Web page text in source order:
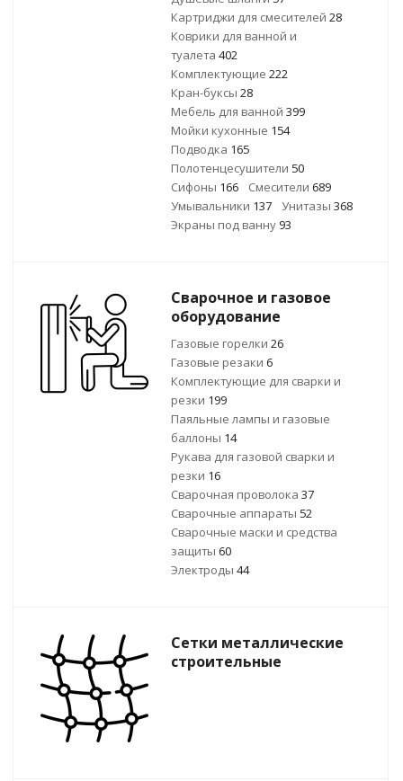
Картриджи для смесителей 28
Коврики для ванной и
туалета 402
Комплектующие 222
Кран-буксы 28
Мебель для ванной 399
Мойки кухонные 154
Подводка 165
Полотенцесушители 50
Сифоны 166 Смесители 689
Умывальники 137 Унитазы 368
Экраны под ванну 93
Сварочное и газовое
оборудование
Газовые горелки 26
Газовые резаки 6
Комплектующие для сварки и
резки 199
Паяльные лампы и газовые
баллоны 14
Рукава для газовой сварки и
резки 16
Сварочная проволока 37
Сварочные аппараты 52
Сварочные маски и средства
защиты 60
Электроды 44
Сетки металлические
строительные